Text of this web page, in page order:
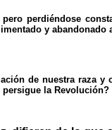
perdiéndose
y
de nuestra raza y
la